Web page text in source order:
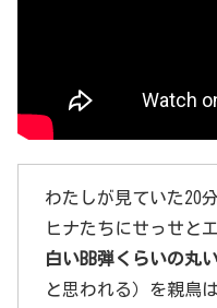
わたしが見ていた20
ヒナたちにせっせと
白いBB弾くらいの丸
と思われる）を親鳥